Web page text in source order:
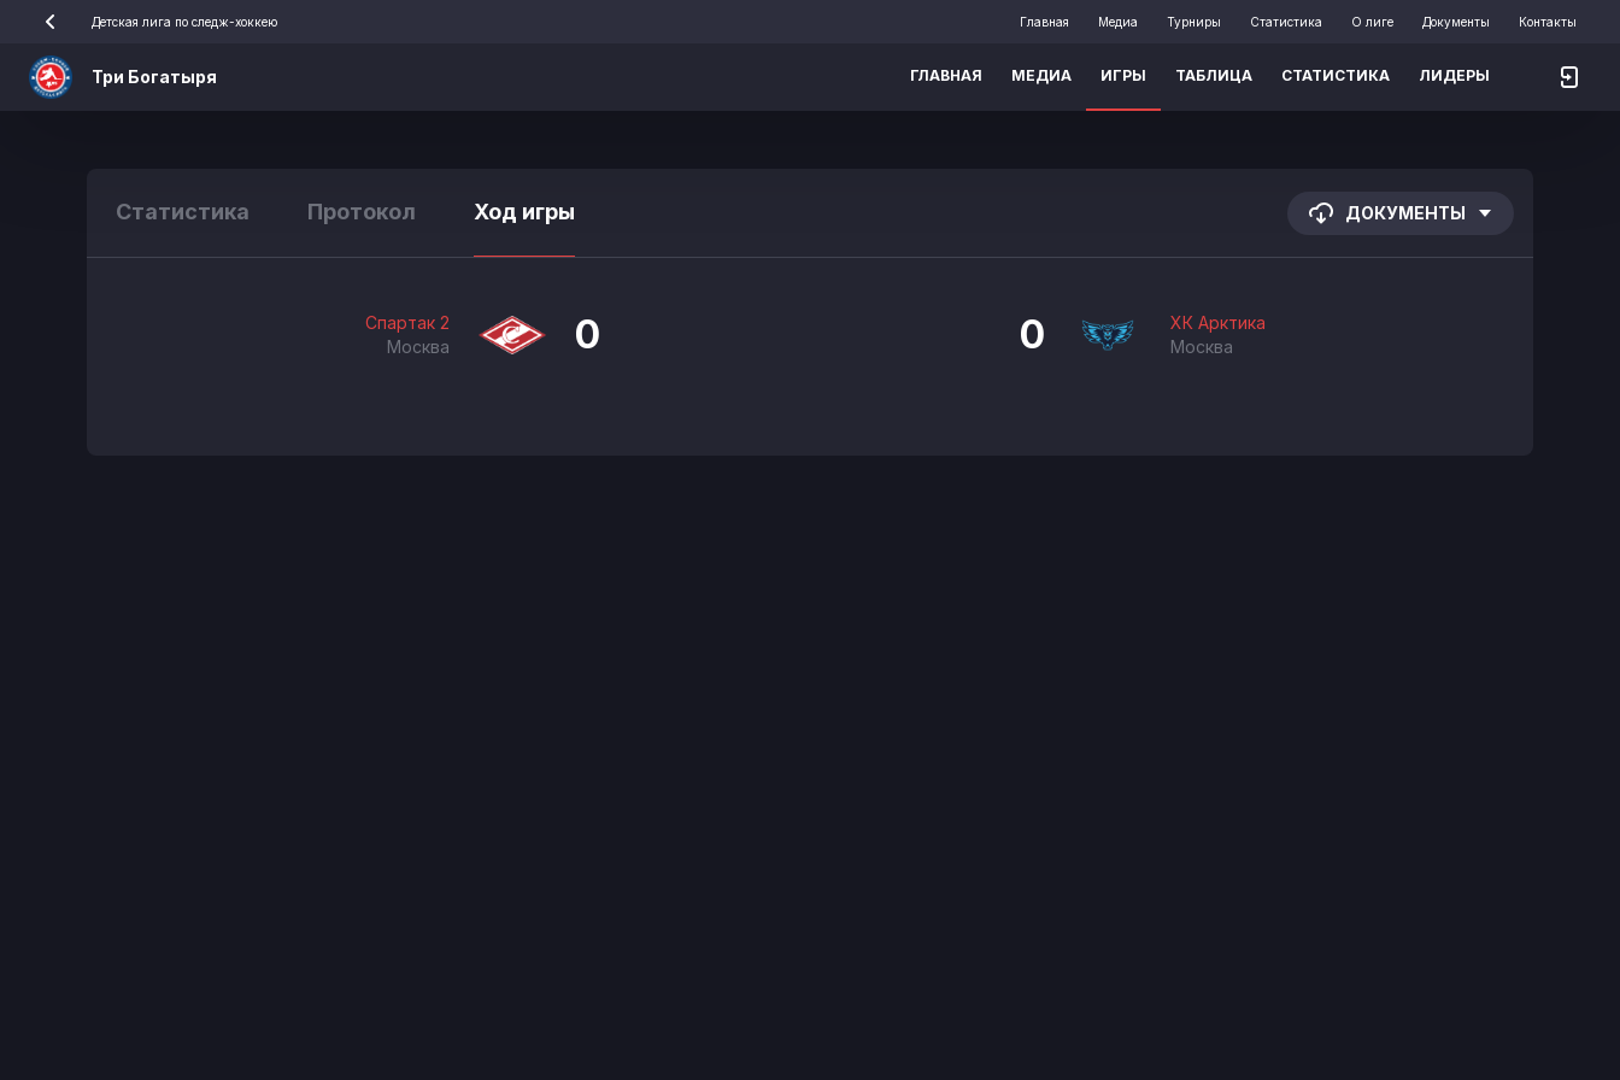
Детская лига по следж-хоккею Главная Медиа Турниры Статистика О лиге Документы Контакты
Три Богатыря ГЛАВНАЯ МЕДИА ИГРЫ ТАБЛИЦА СТАТИСТИКА ЛИДЕРЫ
Статистика Протокол Ход игры ДОКУМЕНТЫ
Спартак 2
Москва
0
ХК Арктика
Москва
0